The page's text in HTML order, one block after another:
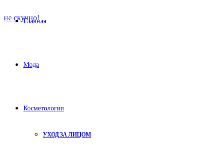
не скучно!
Главная
Мода
Косметология
УХОД ЗА ЛИЦОМ